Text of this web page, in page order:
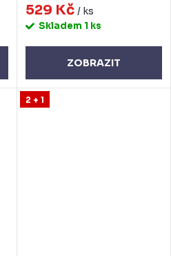
529 Kč / ks
Skladem 1 ks
ZOBRAZIT
2 + 1